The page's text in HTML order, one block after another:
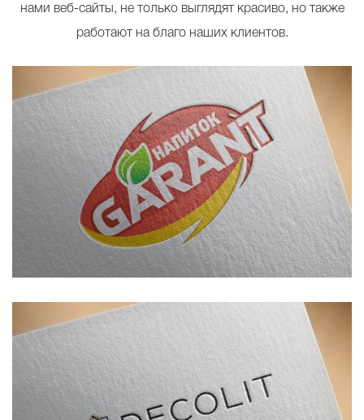
нами веб-сайты, не только выглядят красиво, но также
работают на благо наших клиентов.